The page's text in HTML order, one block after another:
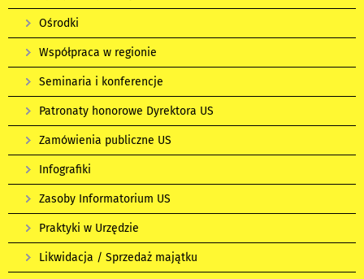
Ośrodki
Współpraca w regionie
Seminaria i konferencje
Patronaty honorowe Dyrektora US
Zamówienia publiczne US
Infografiki
Zasoby Informatorium US
Praktyki w Urzędzie
Likwidacja / Sprzedaż majątku